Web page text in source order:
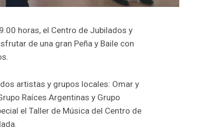
horas, el Centro de Jubilados y
de una gran Peña y Baile con
artistas y grupos locales: Omar y
Raíces Argentinas y Grupo
el Taller de Música del Centro de